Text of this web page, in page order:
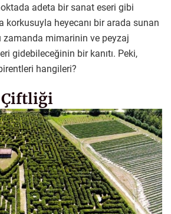
adeta bir sanat eseri gibi
korkusuyla heyecanı bir arada sunan
zamanda mimarinin ve peyzaj
gidebileceğinin bir kanıtı. Peki,
hangileri?
Çiftliği